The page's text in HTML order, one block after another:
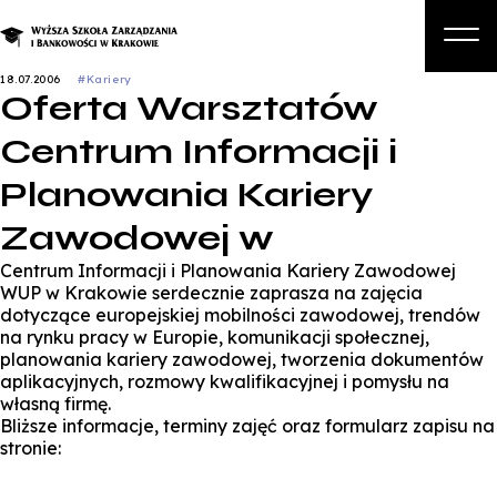
Studia podyplomowe i kursy
Zapisz się na studia
18.07.2006 #Kariery
Oferta Warsztatów
Centrum Informacji i
Planowania Kariery
Zawodowej w
Centrum Informacji i Planowania Kariery Zawodowej
WUP w Krakowie serdecznie zaprasza na zajęcia
dotyczące europejskiej mobilności zawodowej, trendów
na rynku pracy w Europie, komunikacji społecznej,
planowania kariery zawodowej, tworzenia dokumentów
aplikacyjnych, rozmowy kwalifikacyjnej i pomysłu na
własną firmę.
Bliższe informacje, terminy zajęć oraz formularz zapisu na
stronie: